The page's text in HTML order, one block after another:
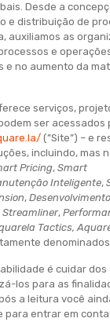
Desde a
e distribuição de
auxiliamos as
e
e no aumento da
serviços,
ser acessados
(”Site”) – e
incluindo, mas
Pricing, Smart
Inteligente,
,
Streamliner,
Tactics,
denominados
é cuidar dos
los para as
a leitura você
para entrar em